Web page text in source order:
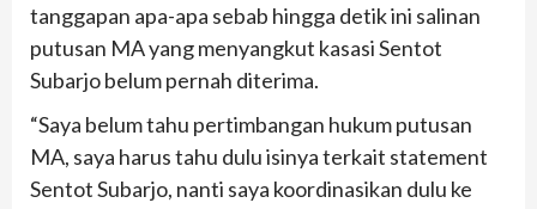
tanggapan apa-apa sebab hingga detik ini salinan
putusan MA yang menyangkut kasasi Sentot
Subarjo belum pernah diterima.
“Saya belum tahu pertimbangan hukum putusan
MA, saya harus tahu dulu isinya terkait statement
Sentot Subarjo, nanti saya koordinasikan dulu ke